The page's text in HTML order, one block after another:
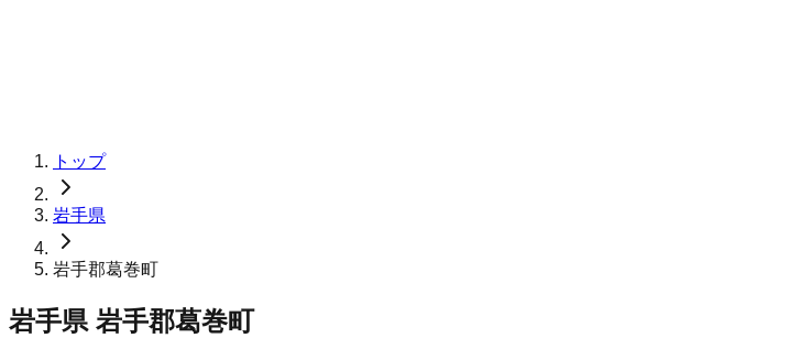
トップ
岩手県
岩手郡葛巻町
岩手県 岩手郡葛巻町